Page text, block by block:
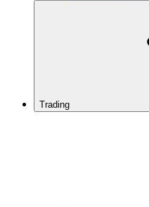
Trading